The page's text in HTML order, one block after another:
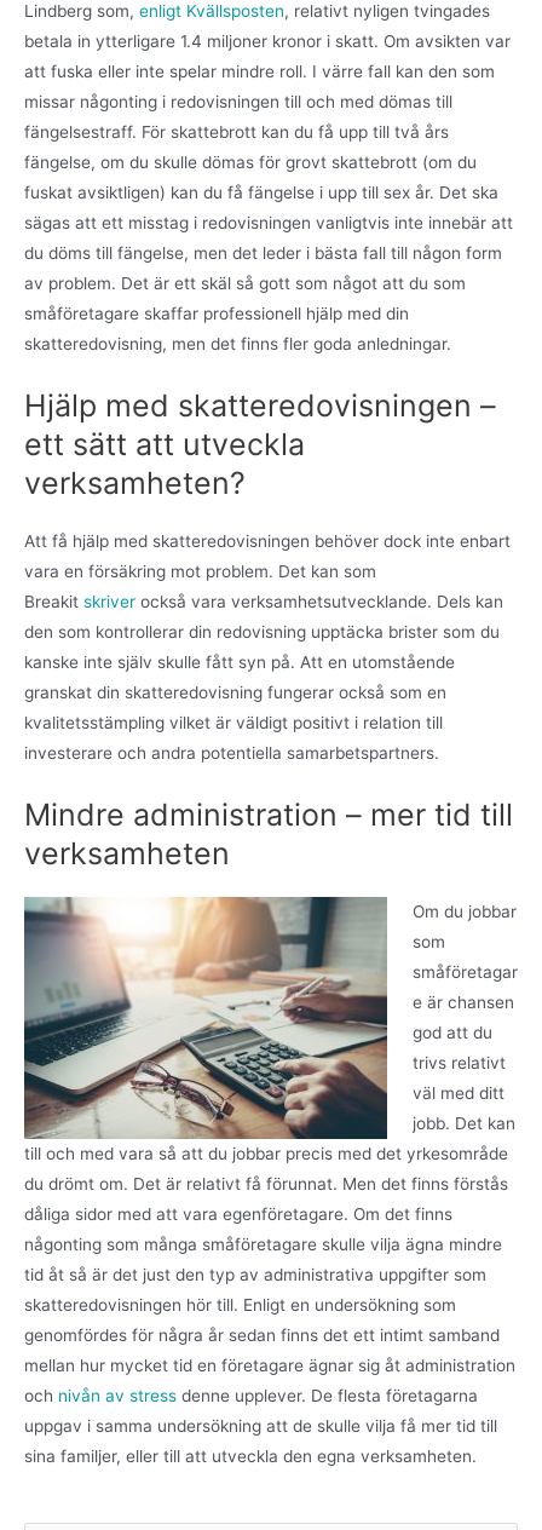
Lindberg som, enligt Kvällsposten, relativt nyligen tvingades
betala in ytterligare 1.4 miljoner kronor i skatt. Om avsikten var
att fuska eller inte spelar mindre roll. I värre fall kan den som
missar någonting i redovisningen till och med dömas till
fängelsestraff. För skattebrott kan du få upp till två års
fängelse, om du skulle dömas för grovt skattebrott (om du
fuskat avsiktligen) kan du få fängelse i upp till sex år. Det ska
sägas att ett misstag i redovisningen vanligtvis inte innebär att
du döms till fängelse, men det leder i bästa fall till någon form
av problem. Det är ett skäl så gott som något att du som
småföretagare skaffar professionell hjälp med din
skatteredovisning, men det finns fler goda anledningar.
Hjälp med skatteredovisningen –
ett sätt att utveckla
verksamheten?
Att få hjälp med skatteredovisningen behöver dock inte enbart
vara en försäkring mot problem. Det kan som
Breakit skriver också vara verksamhetsutvecklande. Dels kan
den som kontrollerar din redovisning upptäcka brister som du
kanske inte själv skulle fått syn på. Att en utomstående
granskat din skatteredovisning fungerar också som en
kvalitetsstämpling vilket är väldigt positivt i relation till
investerare och andra potentiella samarbetspartners.
Mindre administration – mer tid till
verksamheten
Om du jobbar
som
småföretagar
e är chansen
god att du
trivs relativt
väl med ditt
jobb. Det kan
till och med vara så att du jobbar precis med det yrkesområde
du drömt om. Det är relativt få förunnat. Men det finns förstås
dåliga sidor med att vara egenföretagare. Om det finns
någonting som många småföretagare skulle vilja ägna mindre
tid åt så är det just den typ av administrativa uppgifter som
skatteredovisningen hör till. Enligt en undersökning som
genomfördes för några år sedan finns det ett intimt samband
mellan hur mycket tid en företagare ägnar sig åt administration
och nivån av stress denne upplever. De flesta företagarna
uppgav i samma undersökning att de skulle vilja få mer tid till
sina familjer, eller till att utveckla den egna verksamheten.